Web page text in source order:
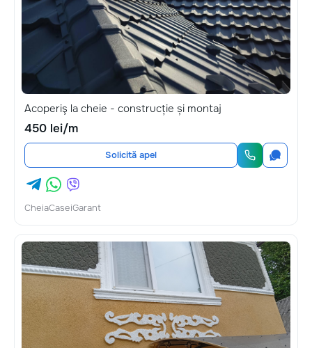
Acoperiş la cheie - construcție și montaj
450 lei/m
Solicită apel
CheiaCaseiGarant